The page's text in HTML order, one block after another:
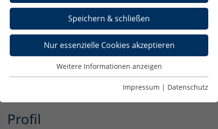
Speichern & schließen
Nur essenzielle Cookies akzeptieren
Weitere Informationen anzeigen
Impressum | Datenschutz
Internationales
Wirtschaftsrecht
Profil